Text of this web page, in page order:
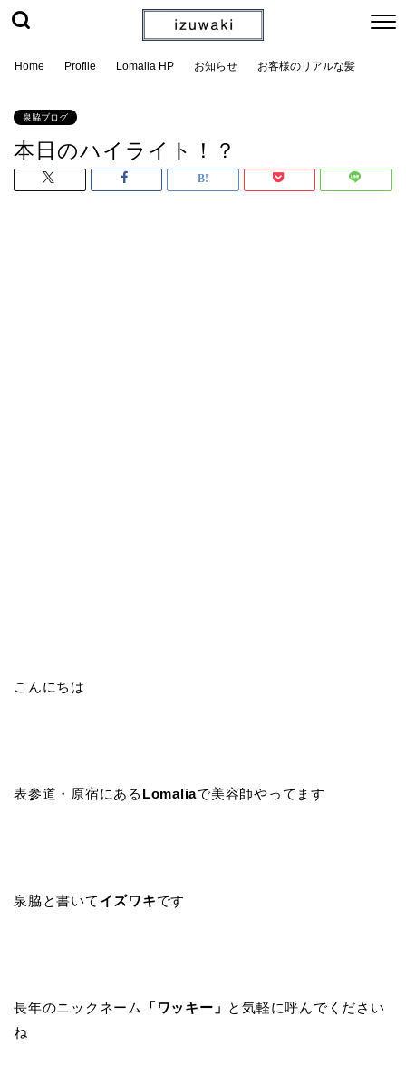
Home Profile Lomalia HP お知らせ お客様のリアルな髪
泉脇ブログ
本日のハイライト！？
こんにちは
表参道・原宿にある Lomaliaで美容師やってます
泉脇と書いて イズワキです
長年のニックネーム 「ワッキー」 と気軽に呼んでください
ね